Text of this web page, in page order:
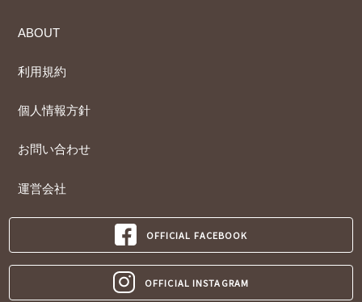
ABOUT
利用規約
個人情報方針
お問い合わせ
運営会社
OFFICIAL FACEBOOK
OFFICIAL INSTAGRAM